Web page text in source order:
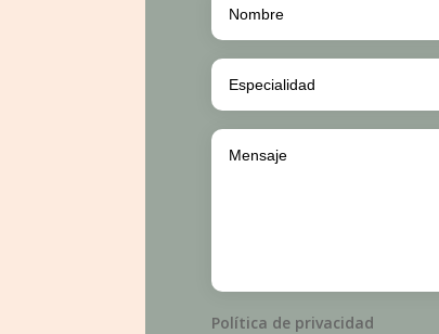
Política de privacidad